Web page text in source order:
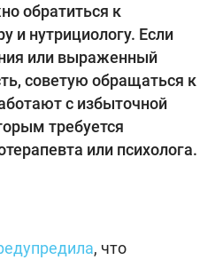
обратиться к
и нутрициологу. Если
или выраженный
советую обращаться к
с избыточной
требуется
или психолога.
, что